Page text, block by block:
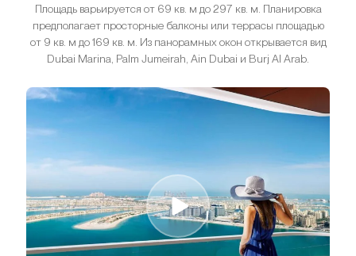
Площадь варьируется от 69 кв. м до 297 кв. м. Планировка
предполагает просторные балконы или террасы площадью
от 9 кв. м до 169 кв. м. Из панорамных окон открывается вид
Dubai Marina, Palm Jumeirah, Ain Dubai и Burj Al Arab.